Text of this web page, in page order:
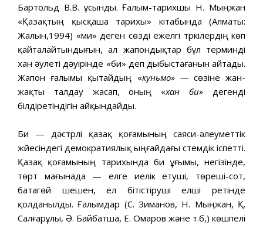
Бартольд В.В. ұсынды. Ғалым-тарихшы Н. Мыңжан
«Қазақтың қысқаша тарихы» кітабында (Алматы:
Жалын,1994) «ми» деген сөзді ежелгі түркілердің көп
қайталайтындығын, ал жапондықтар бұл терминді
хан әулеті дәуірінде «би» деп дыбыстағанын айтады.
Жапон ғалымы қытайдың «куньмо» —сөзіне жан-
жақты талдау жасап, оның «хан би» дегенді
білдіретіндігін айқындайды.
Би — дәстүрлі қазақ қоғамының саяси-әлеуметтік
жүйесіндегі демократиялық ыңғайдағы үстемдік іспетті.
Қазақ қоғамының тарихында би ұғымы, негізінде,
төрт мағынада — елге иелік етуші, төреші-сот,
батагөй шешен, ел бітістіруші елші ретінде
қолданылды. Ғалымдар (С. Зиманов, Н. Мыңжан, Қ.
Салғарұлы, Ә. Байбатша, Е. Омаров және т.б,) көшпелі